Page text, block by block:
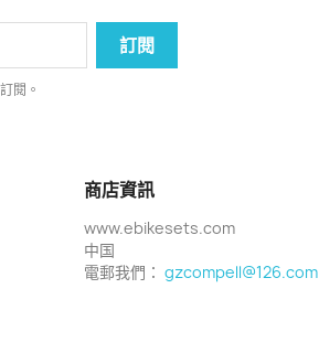
閱。
商店資訊
www.ebikesets.com
中国
電郵我們： gzcompell@126.com